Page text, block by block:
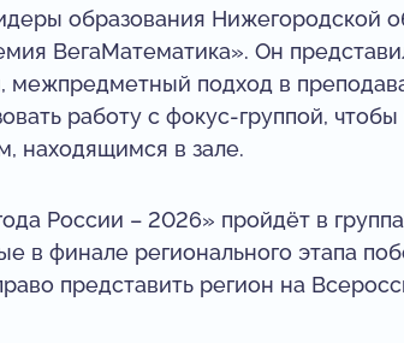
образования Нижегородской
ВегаМатематика». Он
межпредметный подход в
работу с фокус-группой,
находящимся в зале.
России – 2026» пройдёт в
в финале регионального этапа
представить регион на